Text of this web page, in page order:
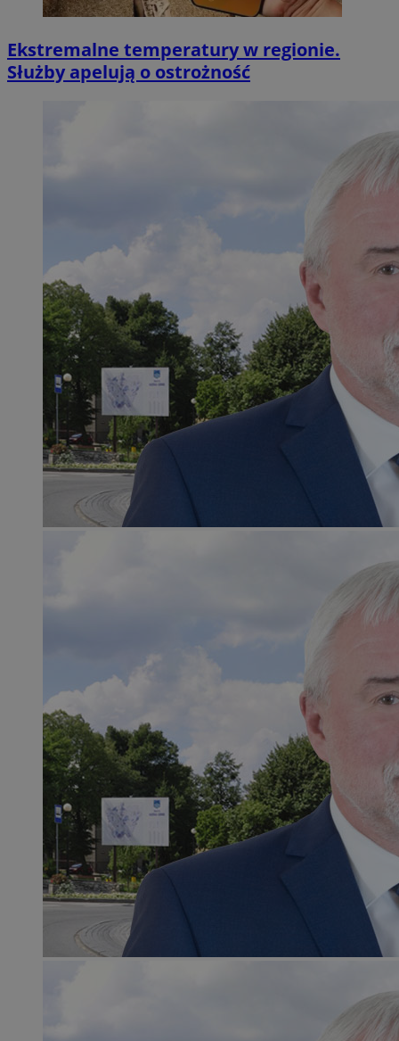
Ekstremalne temperatury w regionie.
Służby apelują o ostrożność